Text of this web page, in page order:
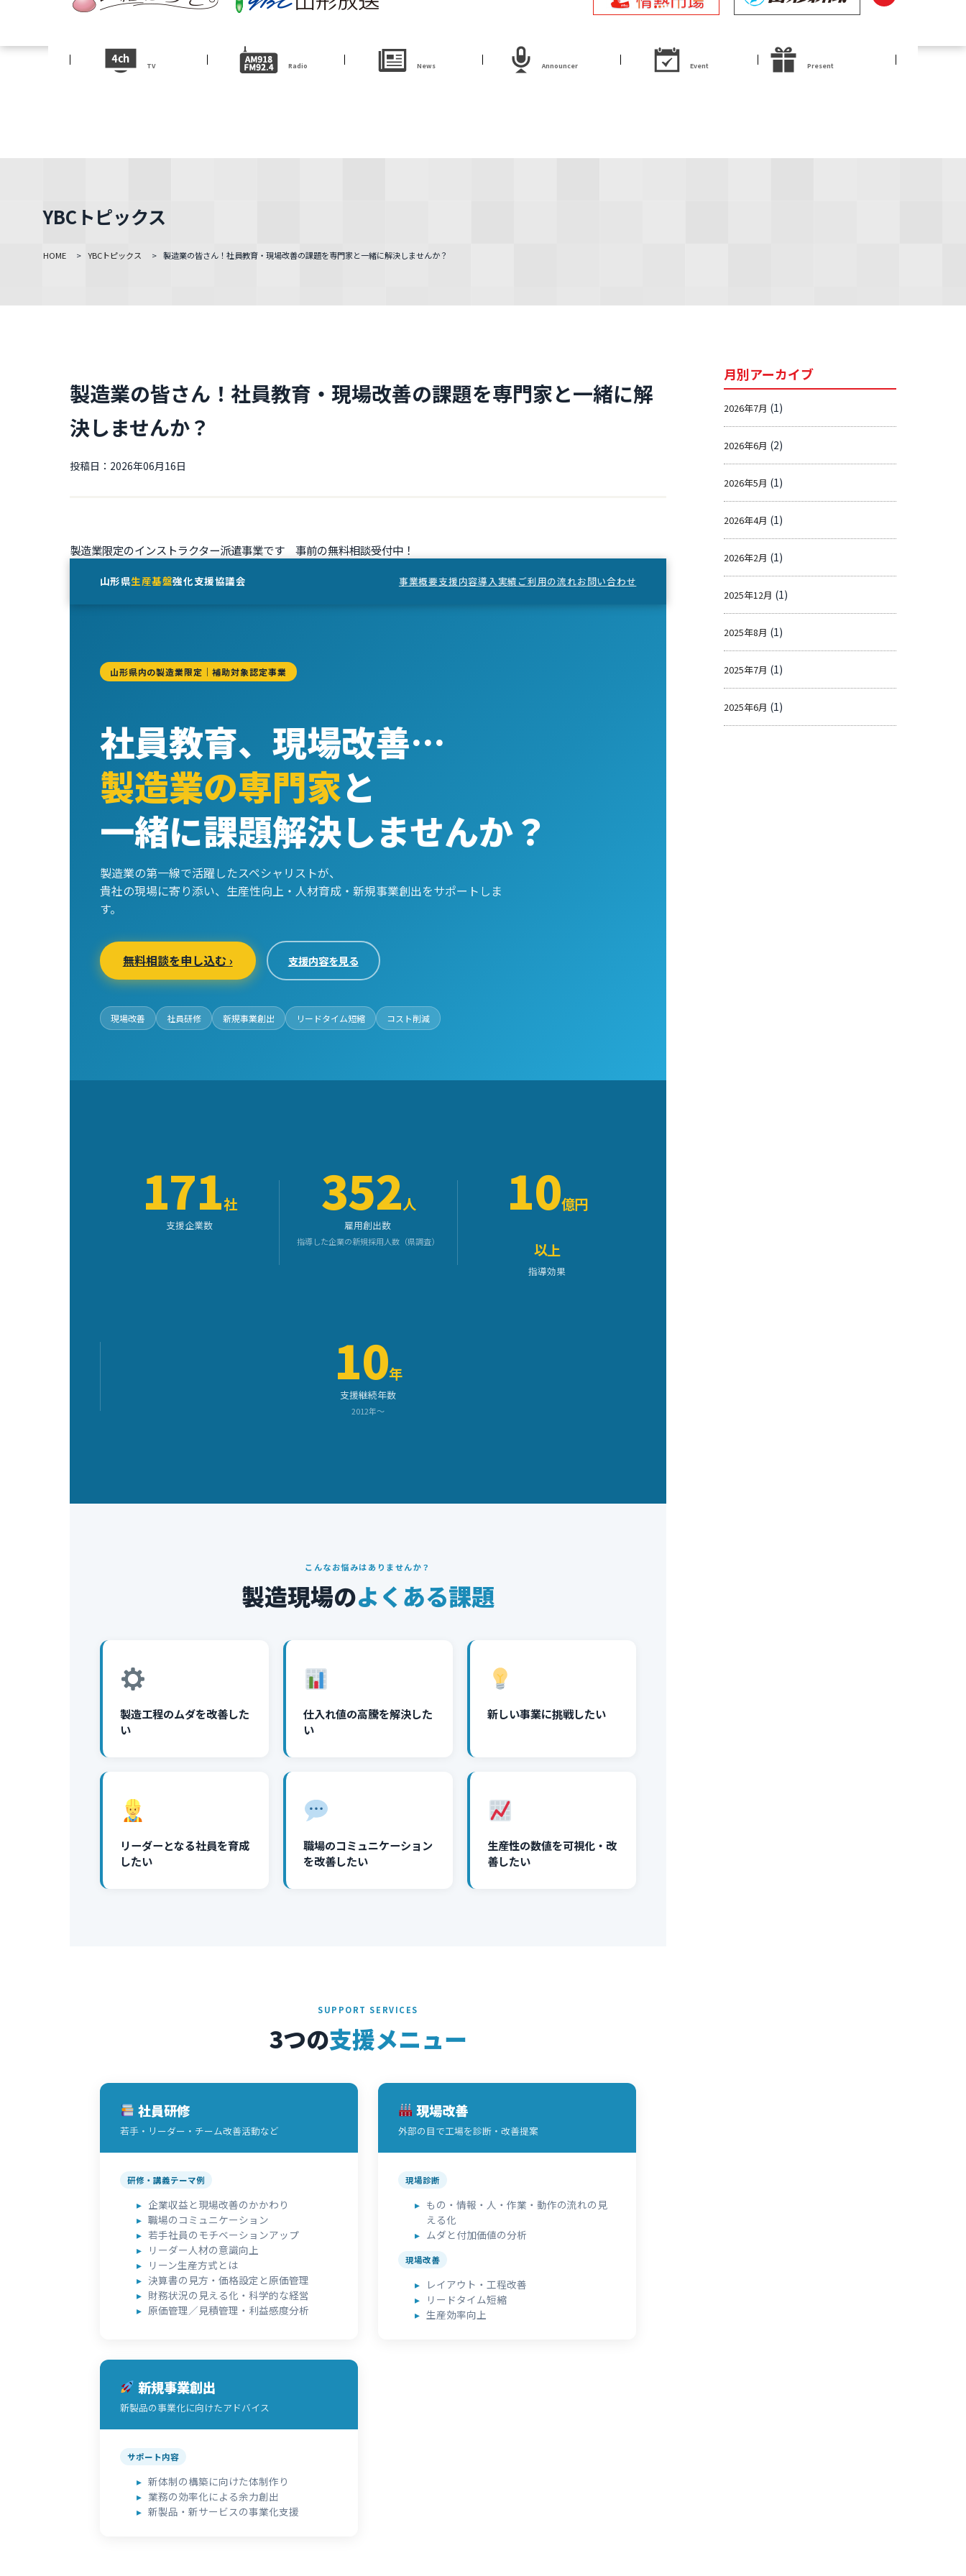
TV Radio News Announcer Event Present
テレビ ラジオ
イベント 試写会・プレゼント
YBCトピックス
HOME > YBCトピックス > 製造業の皆さん！社員教育・現場改善の課題を専門家と一緒に解決しませんか？
製造業の皆さん！社員教育・現場改善の課題を専門家と一緒に解
決しませんか？
投稿日：2026年06月16日
製造業限定のインストラクター派遣事業です 事前の無料相談受付中！
山形県生産基盤強化支援協議会 事業概要支援内容導入実績 ご利用の流れお問い合わせ
山形県内の製造業限定｜補助対象認定事業
社員教育、現場改善…
製造業の専門家と
一緒に課題解決しませんか？
製造業の第一線で活躍したスペシャリストが、
貴社の現場に寄り添い、生産性向上・人材育成・新規事業創出をサポートしま
す。
無料相談を申し込む › 支援内容を見る
現場改善 社員研修 新規事業創出 リードタイム短縮 コスト削減
171社
支援企業数
352人
雇用創出数
指導した企業の新規採用人数（県調査）
10億円
以上
指導効果
10年
支援継続年数
2012年〜
こんなお悩みはありませんか？
製造現場のよくある課題
製造工程のムダを改善した
い
仕入れ値の高騰を解決した
い
新しい事業に挑戦したい
リーダーとなる社員を育成
したい
職場のコミュニケーション
を改善したい
生産性の数値を可視化・改
善したい
SUPPORT SERVICES
3つの支援メニュー
社員研修
若手・リーダー・チーム改善活動など
研修・講義テーマ例
企業収益と現場改善のかかわり
職場のコミュニケーション
若手社員のモチベーションアップ
リーダー人材の意識向上
リーン生産方式とは
決算書の見方・価格設定と原価管理
財務状況の見える化・科学的な経営
原価管理／見積管理・利益感度分析
現場改善
外部の目で工場を診断・改善提案
現場診断
もの・情報・人・作業・動作の流れの見
える化
ムダと付加価値の分析
現場改善
レイアウト・工程改善
リードタイム短縮
生産効率向上
新規事業創出
新製品の事業化に向けたアドバイス
サポート内容
新体制の構築に向けた体制作り
業務の効率化による余力創出
新製品・新サービスの事業化支援
月別アーカイブ
2026年7月 (1)
2026年6月 (2)
2026年5月 (1)
2026年4月 (1)
2026年2月 (1)
2025年12月 (1)
2025年8月 (1)
2025年7月 (1)
2025年6月 (1)